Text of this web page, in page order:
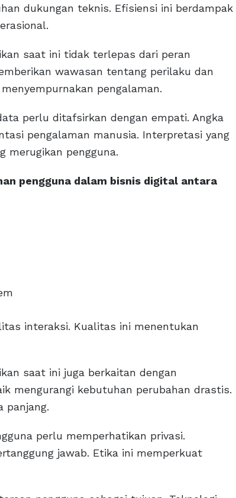
dukungan teknis. Efisiensi ini berdampak
saat ini tidak terlepas dari peran
wawasan tentang perilaku dan
pengalaman.
perlu ditafsirkan dengan empati. Angka
pengalaman manusia. Interpretasi yang
merugikan pengguna.
pengguna dalam bisnis digital antara
interaksi. Kualitas ini menentukan
saat ini juga berkaitan dengan
mengurangi kebutuhan perubahan drastis.
panjang.
perlu memperhatikan privasi.
jawab. Etika ini memperkuat